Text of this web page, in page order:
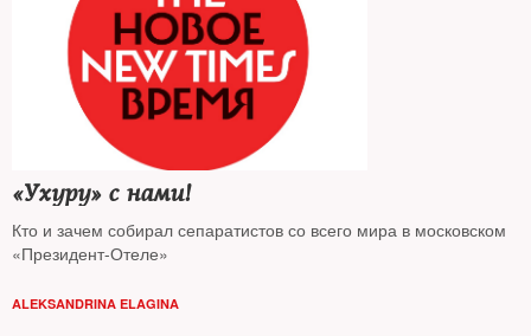
«Ухуру» с нами!
Кто и зачем собирал сепаратистов со всего мира в московском
«Президент-Отеле»
ALEKSANDRINA ELAGINA